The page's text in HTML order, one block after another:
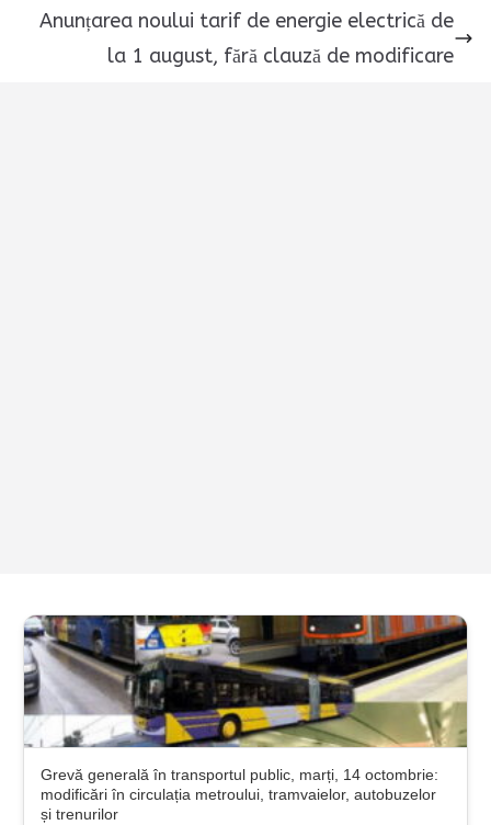
Anunțarea noului tarif de energie electrică de
la 1 august, fără clauză de modificare
Grevă generală în transportul public, marți, 14 octombrie:
modificări în circulația metroului, tramvaielor, autobuzelor
și trenurilor